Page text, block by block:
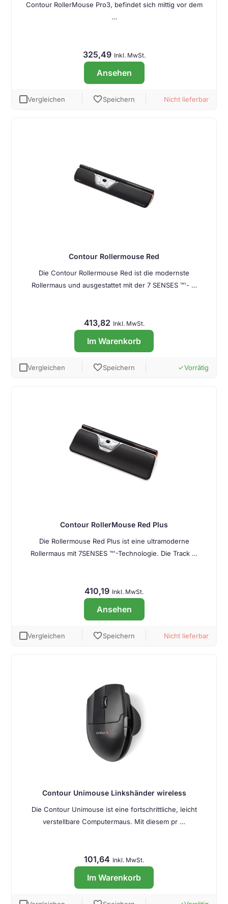
Contour RollerMouse Pro3, befindet sich mittig vor dem
…
325,49 Inkl. MwSt.
Ansehen
Vergleichen favoriteSpeichern Nicht lieferbar
Contour Rollermouse Red
Die Contour Rollermouse Red ist die modernste
Rollermaus und ausgestattet mit der 7 SENSES ™'- …
413,82 Inkl. MwSt.
Im Warenkorb
Vergleichen favoriteSpeichern doneVorrätig
Contour RollerMouse Red Plus
Die Rollermouse Red Plus ist eine ultramoderne
Rollermaus mit 7SENSES ™'-Technologie. Die Track …
410,19 Inkl. MwSt.
Ansehen
Vergleichen favoriteSpeichern Nicht lieferbar
Contour Unimouse Linkshänder wireless
Die Contour Unimouse ist eine fortschrittliche, leicht
verstellbare Computermaus. Mit diesem pr …
101,64 Inkl. MwSt.
Im Warenkorb